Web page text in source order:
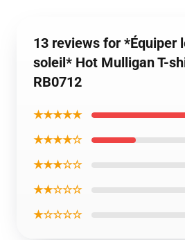
13 reviews for *Équiper
soleil* Hot Mulligan T-
RB0712
★★★★★
★★★★☆
★★★☆☆
★★☆☆☆
★☆☆☆☆